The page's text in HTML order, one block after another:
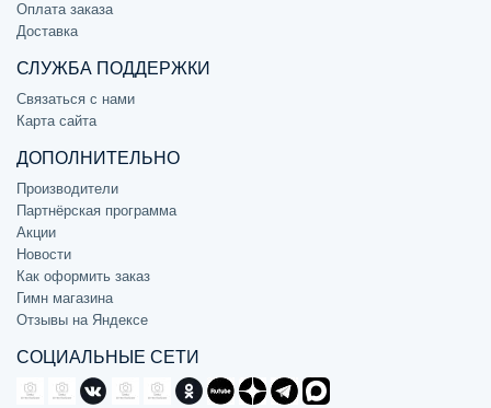
Оплата заказа
Доставка
СЛУЖБА ПОДДЕРЖКИ
Связаться с нами
Карта сайта
ДОПОЛНИТЕЛЬНО
Производители
Партнёрская программа
Акции
Новости
Как оформить заказ
Гимн магазина
Отзывы на Яндексе
СОЦИАЛЬНЫЕ СЕТИ